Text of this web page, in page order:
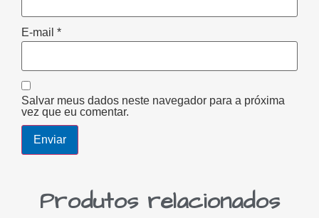
E-mail *
Salvar meus dados neste navegador para a próxima
vez que eu comentar.
Produtos relacionados